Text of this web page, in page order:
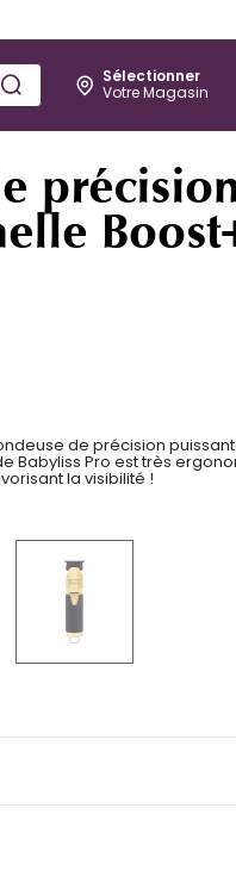
Sélectionner
Votre Magasin
Esthétique
de précision
Babyliss Pro est très
la visibilité !
selected